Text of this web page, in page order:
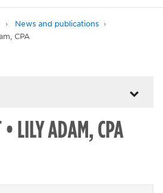
News and publications
CPA
LILY ADAM, CPA